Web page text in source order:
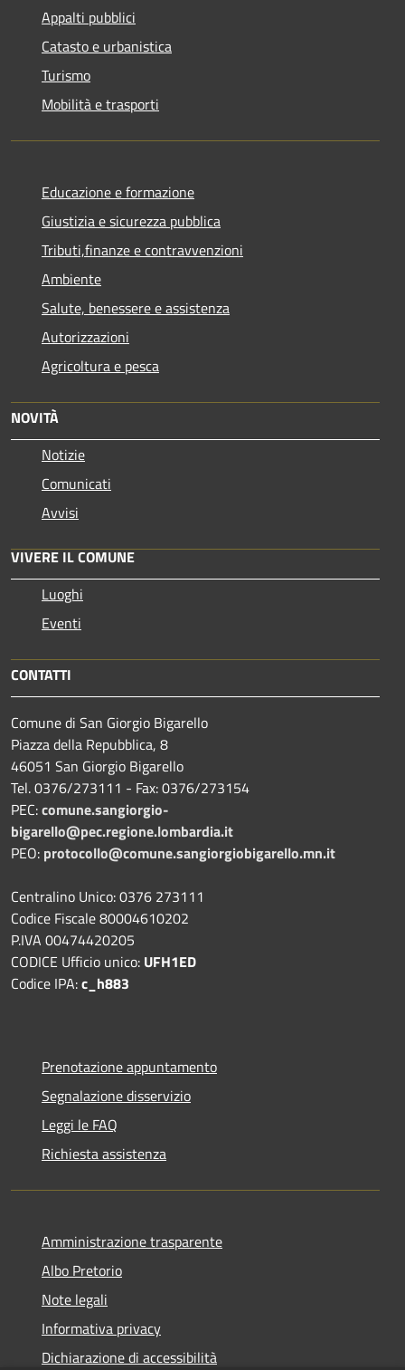
Appalti pubblici
Catasto e urbanistica
Turismo
Mobilità e trasporti
Educazione e formazione
Giustizia e sicurezza pubblica
Tributi,finanze e contravvenzioni
Ambiente
Salute, benessere e assistenza
Autorizzazioni
Agricoltura e pesca
NOVITÀ
Notizie
Comunicati
Avvisi
VIVERE IL COMUNE
Luoghi
Eventi
CONTATTI
Comune di San Giorgio Bigarello
Piazza della Repubblica, 8
46051 San Giorgio Bigarello
Tel. 0376/273111 - Fax: 0376/273154
PEC:comune.sangiorgio-
bigarello@pec.regione.lombardia.it
PEO: protocollo@comune.sangiorgiobigarello.mn.it
Centralino Unico: 0376 273111
Codice Fiscale 80004610202
P.IVA 00474420205
CODICE Ufficio unico: UFH1ED
Codice IPA:c_h883
Prenotazione appuntamento
Segnalazione disservizio
Leggi le FAQ
Richiesta assistenza
Amministrazione trasparente
Albo Pretorio
Note legali
Informativa privacy
Dichiarazione di accessibilità